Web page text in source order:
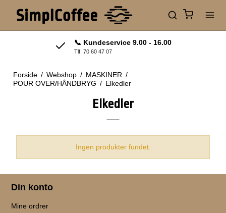
📞 Kundeservice 9.00 - 16.00
Tlf. 70 60 47 07
Forside / Webshop / MASKINER /
POUR OVER/HÅNDBRYG / Elkedler
Elkedler
Ingen produkter fundet.
Din konto
Mine ordrer